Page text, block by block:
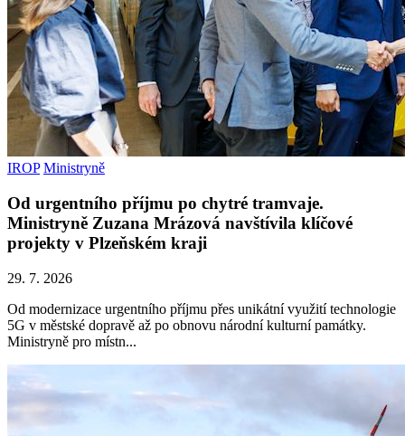
IROP Ministryně
Od urgentního příjmu po chytré tramvaje.
Ministryně Zuzana Mrázová navštívila klíčové
projekty v Plzeňském kraji
29. 7. 2026
Od modernizace urgentního příjmu přes unikátní využití technologie
5G v městské dopravě až po obnovu národní kulturní památky.
Ministryně pro místn...